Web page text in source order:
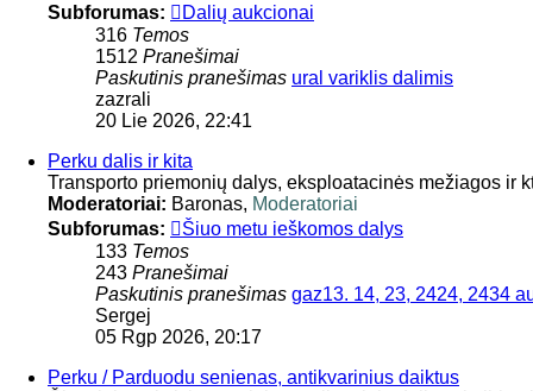
Subforumas:
Dalių aukcionai
316 Temos
1512 Pranešimai
Paskutinis pranešimas ural variklis dalimis
zazrali
20 Lie 2026, 22:41
Perku dalis ir kita
Transporto priemonių dalys, eksploatacinės mežiagos ir
Moderatoriai: Baronas, Moderatoriai
Subforumas:
Šiuo metu ieškomos dalys
133 Temos
243 Pranešimai
Paskutinis pranešimas gaz13. 14, 23, 2424, 2434
Sergej
05 Rgp 2026, 20:17
Perku / Parduodu senienas, antikvarinius daiktus